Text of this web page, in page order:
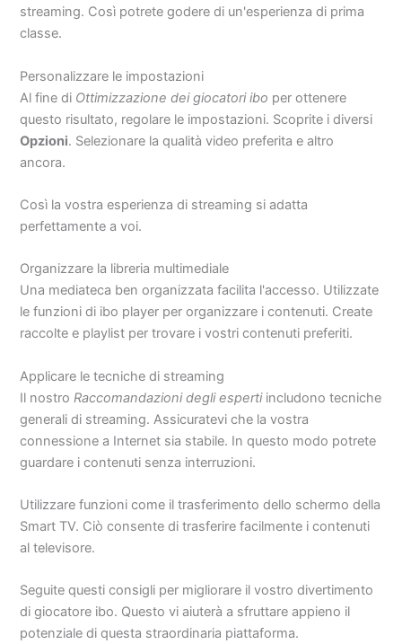
streaming. Così potrete godere di un'esperienza di prima
classe.
Personalizzare le impostazioni
Al fine di Ottimizzazione dei giocatori ibo per ottenere
questo risultato, regolare le impostazioni. Scoprite i diversi
Opzioni. Selezionare la qualità video preferita e altro
ancora.
Così la vostra esperienza di streaming si adatta
perfettamente a voi.
Organizzare la libreria multimediale
Una mediateca ben organizzata facilita l'accesso. Utilizzate
le funzioni di ibo player per organizzare i contenuti. Create
raccolte e playlist per trovare i vostri contenuti preferiti.
Applicare le tecniche di streaming
Il nostro Raccomandazioni degli espertiincludono tecniche
generali di streaming. Assicuratevi che la vostra
connessione a Internet sia stabile. In questo modo potrete
guardare i contenuti senza interruzioni.
Utilizzare funzioni come il trasferimento dello schermo della
Smart TV. Ciò consente di trasferire facilmente i contenuti
al televisore.
Seguite questi consigli per migliorare il vostro divertimento
di giocatore ibo. Questo vi aiuterà a sfruttare appieno il
potenziale di questa straordinaria piattaforma.